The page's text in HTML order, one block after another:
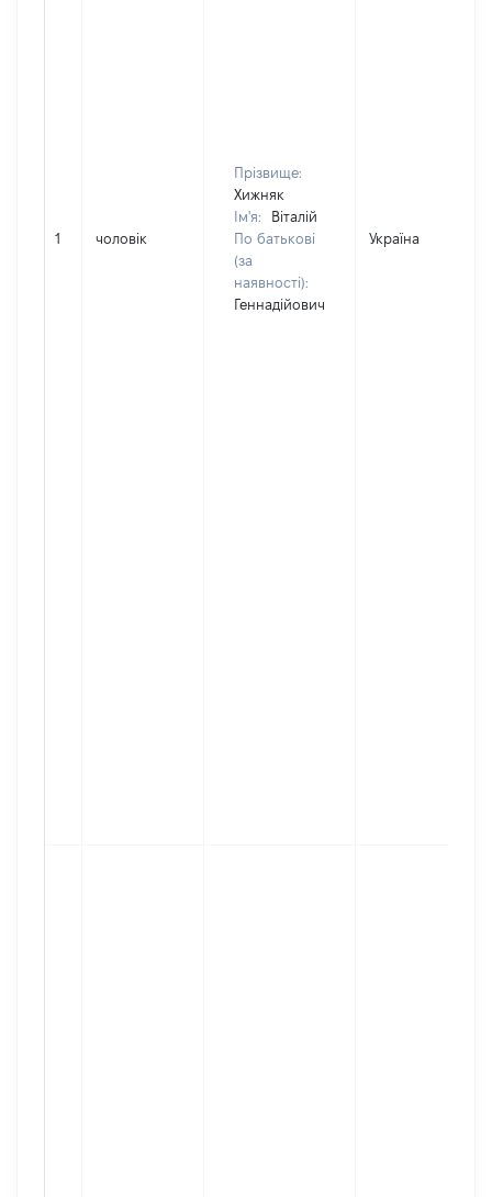
1 чоловік
Прізвище:
Хижняк
Ім'я:
Віталій
По батькові
(за
наявності):
Геннадійович
Україна